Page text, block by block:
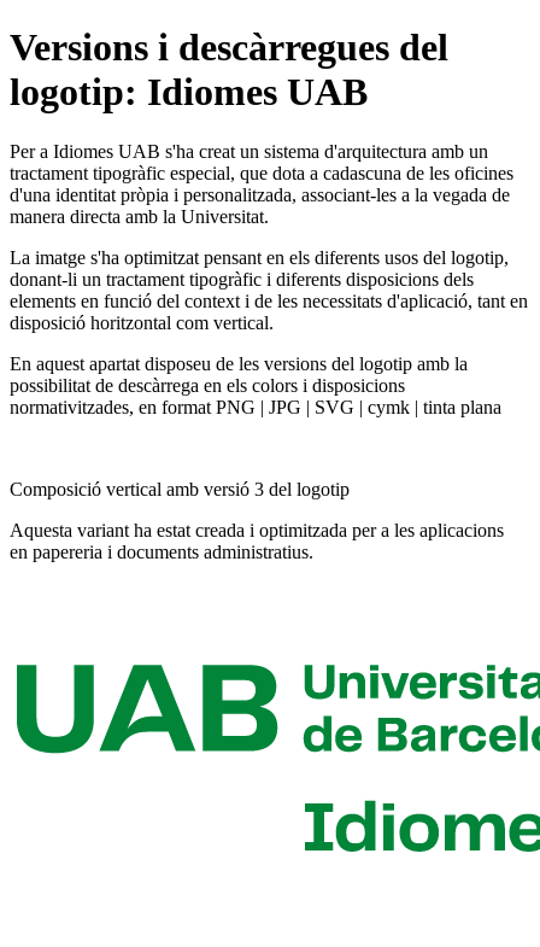
Versions i descàrregues del
logotip: Idiomes UAB
Per a Idiomes UAB s'ha creat un sistema d'arquitectura amb un
tractament tipogràfic especial, que dota a cadascuna de les oficines
d'una identitat pròpia i personalitzada, associant-les a la vegada de
manera directa amb la Universitat.
La imatge s'ha optimitzat pensant en els diferents usos del logotip,
donant-li un tractament tipogràfic i diferents disposicions dels
elements en funció del context i de les necessitats d'aplicació, tant en
disposició horitzontal com vertical.
En aquest apartat disposeu de les versions del logotip amb la
possibilitat de descàrrega en els colors i disposicions
normativitzades, en format PNG | JPG | SVG | cymk | tinta plana
Composició vertical amb versió 3 del logotip
Aquesta variant ha estat creada i optimitzada per a les aplicacions
en papereria i documents administratius.